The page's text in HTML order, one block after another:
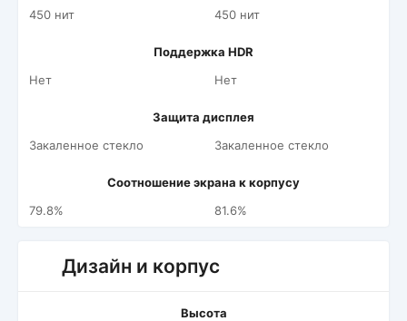
450 нит
450 нит
Поддержка HDR
Нет
Нет
Защита дисплея
Закаленное стекло
Закаленное стекло
Соотношение экрана к корпусу
79.8%
81.6%
Дизайн и корпус
Высота